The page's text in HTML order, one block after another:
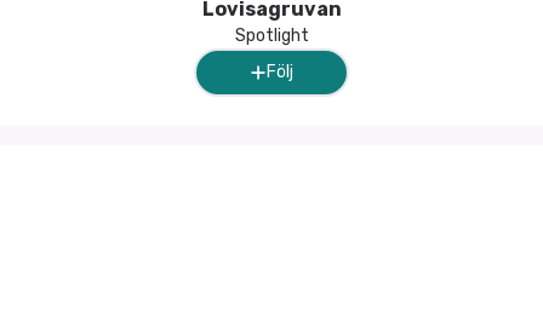
Lovisagruvan
Spotlight
Följ